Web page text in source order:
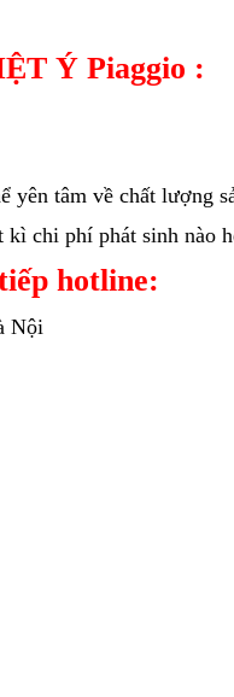
Ý Piaggio :
yên tâm về chất lượng
kì chi phí phát sinh nào
hotline:
Nội